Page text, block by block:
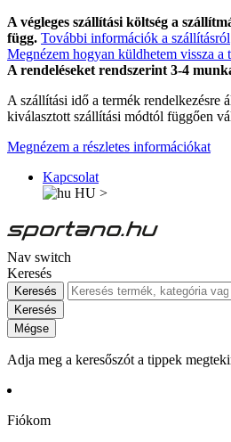
A végleges szállítási költség a
függ. További információk a szállításról
Megnézem hogyan küldhetem vissza a
A rendeléseket rendszerint 3-4
A szállítási idő a termék rendelkezésre
kiválasztott szállítási módtól függően
Megnézem a részletes információkat
Kapcsolat
HU >
Nav switch
Keresés
Keresés
Keresés
Mégse
Adja meg a keresőszót a tippek
Fiókom